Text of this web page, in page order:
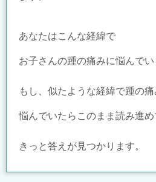
あなたはこんな経緯で
お子さんの踵の痛みに悩んでい
もし、似たような経緯で踵の痛
悩んでいたらこのまま読み進め
きっと答えが見つかります。